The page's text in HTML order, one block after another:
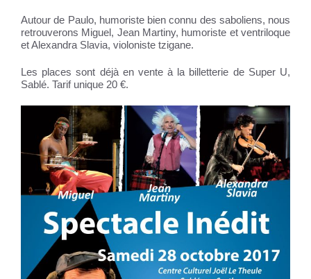
Autour de Paulo, humoriste bien connu des saboliens, nous
retrouverons Miguel, Jean Martiny, humoriste et ventriloque
et Alexandra Slavia, violoniste tzigane.
Les places sont déjà en vente à la billetterie de Super U,
Sablé. Tarif unique 20 €.